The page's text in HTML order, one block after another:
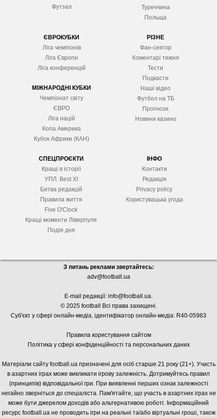
Футзал
Туреччина
Польща
ЄВРОКУБКИ
Ліга чемпіонів
Ліга Європи
Ліга конференцій
МІЖНАРОДНІ КУБКИ
Чемпіонат світу
ЄВРО
Ліга націй
Копа Америка
Кубок Африки (КАН)
РІЗНЕ
Фан-сектор
Коментарі тижня
Тести
Подкасти
Наші відео
Футбол на ТБ
Прогнози
Новини казино
СПЕЦПРОЄКТИ
Кращі в історії
УПЛ. Best XІ
Битва редакцій
Правила життя
Five O'Clock
Кращі моменти Ліверпуля
Подія дня
ІНФО
Контакти
Редакція
Privacy policy
Користувацька угода
З питань реклами звертайтесь:
adv@football.ua
E-mail редакції: info@football.ua.
© 2025 football Всі права захищені.
Суб'єкт у сфері онлайн-медіа, ідентифікатор онлайн-медіа: R40-05983
Правила користування сайтом
Політика у сфері конфіденційності та персональних даних
Матеріали сайту football.ua призначені для осіб старше 21 року (21+). Участь
в азартних іграх може викликати ігрову залежність. Дотримуйтесь правил
(принципів) відповідальної гри. При виявленні перших ознак залежності
негайно зверніться до спеціаліста. Пам'ятайте, що участь в азартних іграх не
може бути джерелом доходів або альтернативою роботі. Інформаційний
ресурс football.ua не проводить ігри на реальні та/або віртуальні гроші, також